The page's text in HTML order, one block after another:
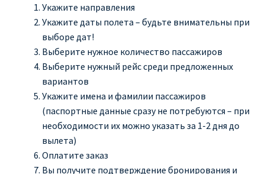
Укажите направления
Укажите даты полета – будьте внимательны при
выборе дат!
Выберите нужное количество пассажиров
Выберите нужный рейс среди предложенных
вариантов
Укажите имена и фамилии пассажиров
(паспортные данные сразу не потребуются – при
необходимости их можно указать за 1-2 дня до
вылета)
Оплатите заказ
Вы получите подтверждение бронирования и